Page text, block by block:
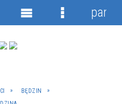
BĘDZIN
Menu
Menu
panel